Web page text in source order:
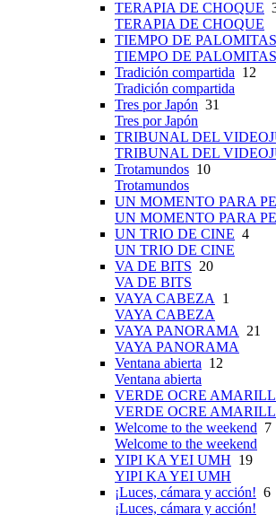
TERAPIA DE CHOQUE
TERAPIA DE CHOQUE
TIEMPO DE PALOMITAS
TIEMPO DE PALOMITAS
Tradición compartida 12
Tradición compartida
Tres por Japón 31
Tres por Japón
TRIBUNAL DEL
TRIBUNAL DEL
Trotamundos 10
Trotamundos
UN MOMENTO PARA
UN MOMENTO PARA
UN TRIO DE CINE 4
UN TRIO DE CINE
VA DE BITS 20
VA DE BITS
VAYA CABEZA 1
VAYA CABEZA
VAYA PANORAMA 21
VAYA PANORAMA
Ventana abierta 12
Ventana abierta
VERDE OCRE
VERDE OCRE
Welcome to the weekend 7
Welcome to the weekend
YIPI KA YEI UMH 19
YIPI KA YEI UMH
¡Luces, cámara y acción! 6
¡Luces, cámara y acción!